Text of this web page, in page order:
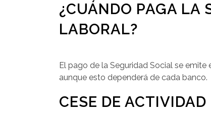
¿CUÁNDO PAGA LA
LABORAL?
El pago de la Seguridad Social se emite
aunque esto dependerá de cada banco.
CESE DE